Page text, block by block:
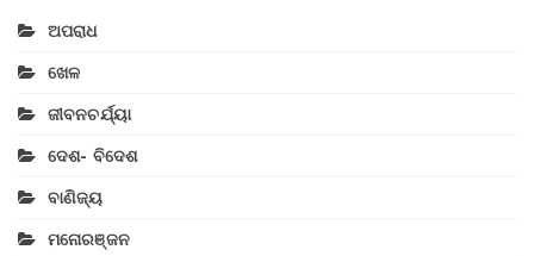
ଅପରାଧ
ଖେଳ
ଜୀବନଚର୍ଯ୍ୟା
ଦେଶ- ବିଦେଶ
ବାଣିଜ୍ୟ
ମନୋରଞ୍ଜନ